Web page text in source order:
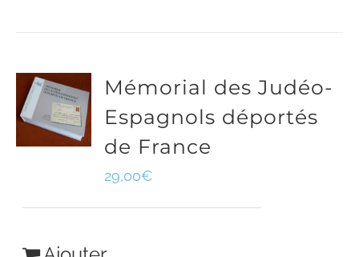
Mémorial des Judéo-
Espagnols déportés
de France
29,00€